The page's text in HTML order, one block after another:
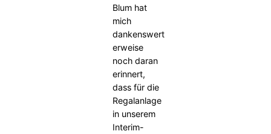
Blum hat
mich
dankenswert
erweise
noch daran
erinnert,
dass für die
Regalanlage
in unserem
Interim-